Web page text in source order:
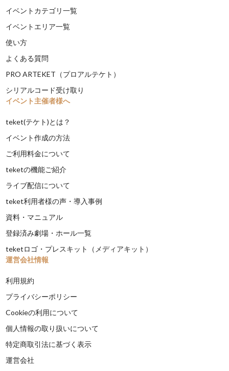
イベントカテゴリ一覧
イベントエリア一覧
使い方
よくある質問
PRO ARTEKET（プロアルテケト）
シリアルコード受け取り
イベント主催者様へ
teket(テケト)とは？
イベント作成の方法
ご利用料金について
teketの機能ご紹介
ライブ配信について
teket利用者様の声・導入事例
資料・マニュアル
登録済み劇場・ホール一覧
teketロゴ・プレスキット（メディアキット）
運営会社情報
利用規約
プライバシーポリシー
Cookieの利用について
個人情報の取り扱いについて
特定商取引法に基づく表示
運営会社